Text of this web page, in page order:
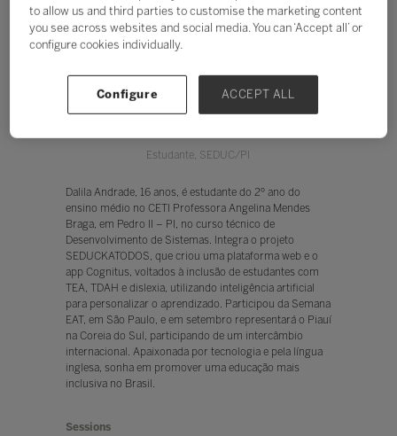
Dalila Andrade
Estudante, SEDUC/PI
Dalila Andrade, 16 anos, é estudante do 2º ano do
ensino médio no CETI Professora Angelina Mendes
Braga, em Pedro II – PI, no curso técnico de
Desenvolvimento de Sistemas. Integra o projeto
SEDUCKATODOS, que criou uma plataforma web e o
app Cognitus, voltados à inclusão de estudantes com
TEA, TDAH e dislexia, utilizando inteligência artificial
para personalizar o aprendizado. Participou da Semana
EAT, em São Paulo, e em setembro representará o Piauí
na Coreia do Sul, participando de um intercâmbio
internacional. Apaixonada por tecnologia e pela língua
inglesa, sonha em promover uma educação mais
inclusiva no Brasil.
Sessions
to allow us and third parties to customise the marketing content
you see across websites and social media. You can ‘Accept all’ or
configure cookies individually.
Configure ACCEPT ALL